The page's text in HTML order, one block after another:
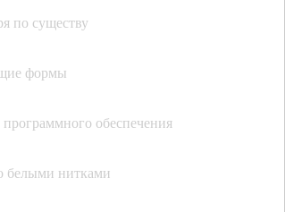
по существу
формы
обеспечения
белыми нитками